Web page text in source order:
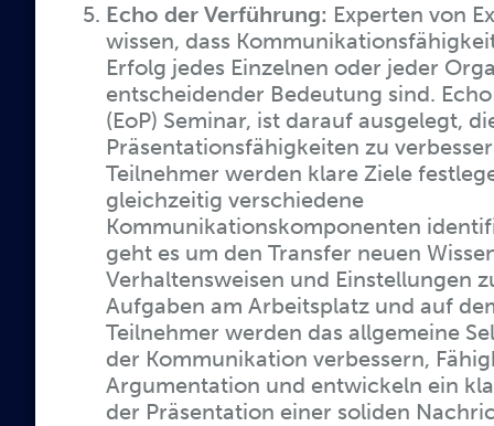
Echo der Verführung: Experten von
wissen, dass
Erfolg jedes Einzelnen oder jeder
entscheidender Bedeutung sind.
(EoP) Seminar, ist darauf ausgelegt,
Präsentationsfähigkeiten zu
Teilnehmer werden klare Ziele
gleichzeitig verschiedene
Kommunikationskomponenten
geht es um den Transfer neuen
Verhaltensweisen und Einstellungen
Aufgaben am Arbeitsplatz und auf
Teilnehmer werden das allgemeine
der Kommunikation verbessern,
Argumentation und entwickeln ein
der Präsentation einer soliden